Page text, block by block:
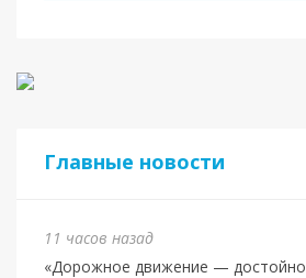
Главные новости
11 часов назад
«Дорожное движение — достойно